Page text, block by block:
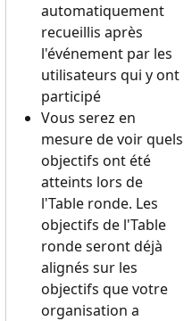
automatiquement
recueillis après
l'événement par les
utilisateurs qui y ont
participé
Vous serez en
mesure de voir quels
objectifs ont été
atteints lors de
l'Table ronde. Les
objectifs de l'Table
ronde seront déjà
alignés sur les
objectifs que votre
organisation a